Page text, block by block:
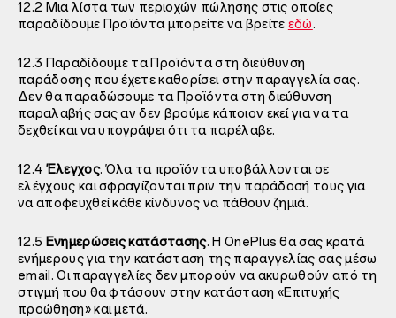
12.2 Μια λίστα των περιοχών πώλησης στις οποίες
παραδίδουμε Προϊόντα μπορείτε να βρείτε εδώ.
12.3 Παραδίδουμε τα Προϊόντα στη διεύθυνση
παράδοσης που έχετε καθορίσει στην παραγγελία σας.
Δεν θα παραδώσουμε τα Προϊόντα στη διεύθυνση
παραλαβής σας αν δεν βρούμε κάποιον εκεί για να τα
δεχθεί και να υπογράψει ότι τα παρέλαβε.
12.4 Έλεγχος. Όλα τα προϊόντα υποβάλλονται σε
ελέγχους και σφραγίζονται πριν την παράδοσή τους για
να αποφευχθεί κάθε κίνδυνος να πάθουν ζημιά.
12.5 Ενημερώσεις κατάστασης. Η OnePlus θα σας κρατά
ενήμερους για την κατάσταση της παραγγελίας σας μέσω
email. Οι παραγγελίες δεν μπορούν να ακυρωθούν από τη
στιγμή που θα φτάσουν στην κατάσταση «Επιτυχής
προώθηση» και μετά.